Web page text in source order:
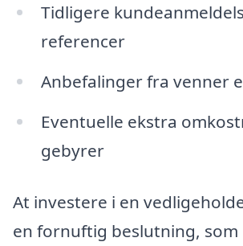
Tidligere
referencer
Anbefalinger fra venner
Eventuelle ekstra
gebyrer
At investere i en
en fornuftig beslutning,